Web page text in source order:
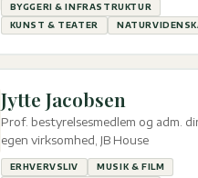
BYGGERI & INFRASTRUKTUR
KUNST & TEATER
Jytte Jacobsen
Prof. bestyrelsesmedlem og adm.
egen virksomhed, JB House
ERHVERVSLIV
MUSIK & FILM